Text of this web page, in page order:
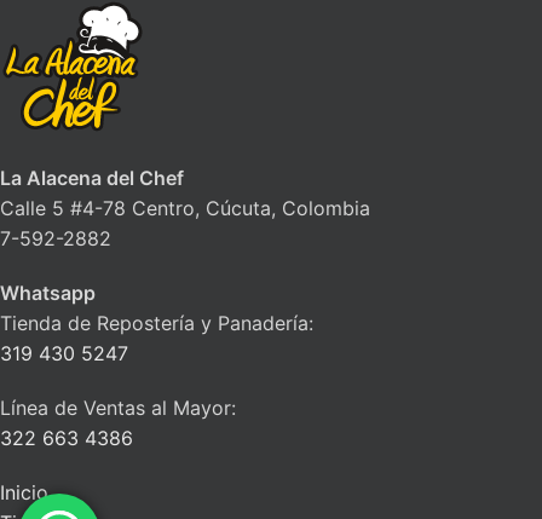
La Alacena del Chef
Calle 5 #4-78 Centro, Cúcuta, Colombia
7-592-2882
Whatsapp
Tienda de Repostería y Panadería:
319 430 5247
Línea de Ventas al Mayor:
322 663 4386
Inicio